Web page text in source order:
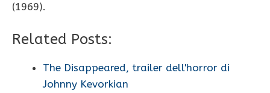
(1969).
Related Posts:
The Disappeared, trailer dell'horror di
Johnny Kevorkian